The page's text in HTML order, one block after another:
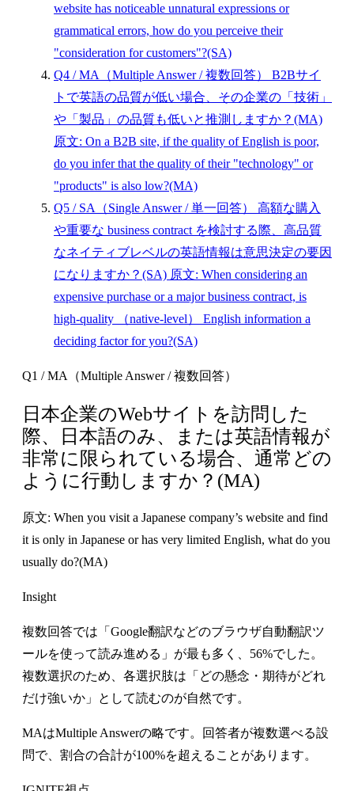
website has noticeable unnatural expressions or
grammatical errors, how do you perceive their
"consideration for customers"?(SA)
Q4 / MA（Multiple Answer / 複数回答） B2Bサイ
トで英語の品質が低い場合、その企業の「技術」
や「製品」の品質も低いと推測しますか？(MA)
原文: On a B2B site, if the quality of English is poor,
do you infer that the quality of their "technology" or
"products" is also low?(MA)
Q5 / SA（Single Answer / 単一回答） 高額な購入
や重要な business contract を検討する際、高品質
なネイティブレベルの英語情報は意思決定の要因
になりますか？(SA) 原文: When considering an
expensive purchase or a major business contract, is
high-quality （native-level） English information a
deciding factor for you?(SA)
Q1 / MA（Multiple Answer / 複数回答）
日本企業のWebサイトを訪問した
際、日本語のみ、または英語情報が
非常に限られている場合、通常どの
ように行動しますか？(MA)
原文: When you visit a Japanese company’s website and find
it is only in Japanese or has very limited English, what do you
usually do?(MA)
Insight
複数回答では「Google翻訳などのブラウザ自動翻訳ツ
ールを使って読み進める」が最も多く、56%でした。
複数選択のため、各選択肢は「どの懸念・期待がどれ
だけ強いか」として読むのが自然です。
MAはMultiple Answerの略です。回答者が複数選べる設
問で、割合の合計が100%を超えることがあります。